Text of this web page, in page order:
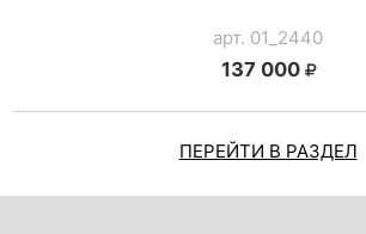
арт. 01_2440
137 000
ПЕРЕЙТИ В РАЗДЕЛ